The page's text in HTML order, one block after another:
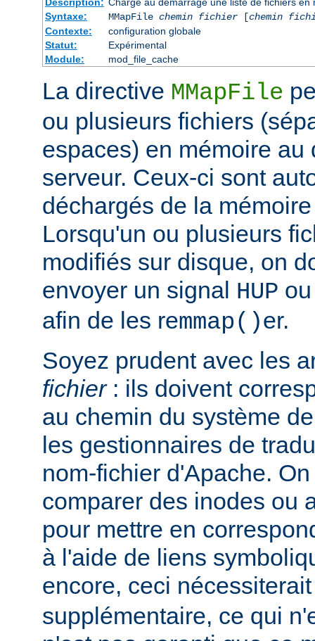
Syntaxe:
MMapFile chemin fichier[chemin
Contexte:
configuration globale
Statut:
Expérimental
Module:
mod_file_cache
La directive MMapFile
ou plusieurs fichiers
espaces) en mémoire au
serveur. Ceux-ci sont
déchargés de la
Lorsqu'un ou plusieurs
modifiés sur disque, on
envoyer un signal HUP
afin de les remmap()er.
Soyez prudent avec les
fichier: ils doivent
au chemin du système
les gestionnaires de
nom-fichier d'Apache.
comparer des inodes ou
pour mettre en
à l'aide de liens
encore, ceci
supplémentaire, ce qui